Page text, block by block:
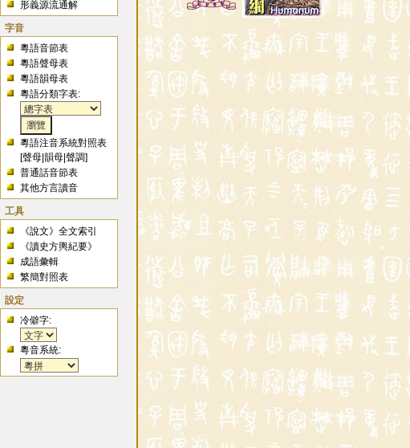
形義源流通解
字音
粵語音節表
粵語聲母表
粵語韻母表
粵語分類字表:
粵語注音系統對照表
[聲母 |韻母 |聲調]
普通話音節表
其他方言讀音
工具
《說文》全文索引
《讀史方輿紀要》
成語彙輯
繁簡對照表
設定
冷僻字:
粵音系統: